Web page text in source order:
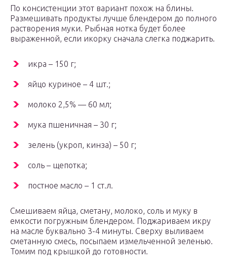
По консистенции этот вариант похож на блины.
Размешивать продукты лучше блендером до полного
растворения муки. Рыбная нотка будет более
выраженной, если икорку сначала слегка поджарить.
икра – 150 г;
яйцо куриное – 4 шт.;
молоко 2,5% — 60 мл;
мука пшеничная – 30 г;
зелень (укроп, кинза) – 50 г;
соль – щепотка;
постное масло – 1 ст.л.
Смешиваем яйца, сметану, молоко, соль и муку в
емкости погружным блендером. Поджариваем икру
на масле буквально 3-4 минуты. Сверху выливаем
сметанную смесь, посыпаем измельченной зеленью.
Томим под крышкой до готовности.